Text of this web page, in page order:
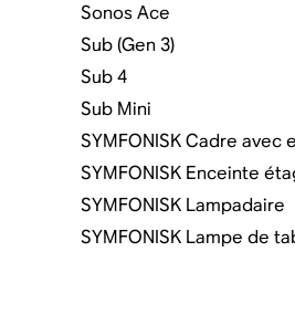
Sonos Ace
Sub (Gen 3)
Sub 4
Sub Mini
SYMFONISK Cadre avec
SYMFONISK Enceinte
SYMFONISK Lampadaire
SYMFONISK Lampe de